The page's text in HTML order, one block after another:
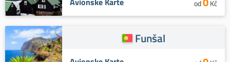
od Kč
Funšal